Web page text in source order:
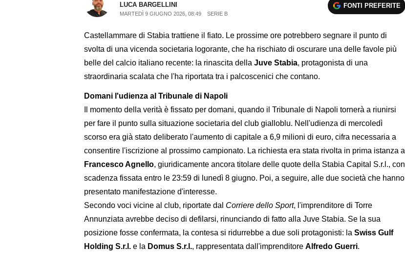
LUCA BARGELLINI
MARTEDÌ 9 GIUGNO 2026, 08:49 SERIE B
FONTI PREFERITE
Castellammare di Stabia trattiene il fiato. Le prossime ore potrebbero segnare il punto di
svolta di una vicenda societaria logorante, che ha rischiato di oscurare una delle favole più
belle del calcio italiano recente: la rinascita della Juve Stabia, protagonista di una
straordinaria scalata che l'ha riportata tra i palcoscenici che contano.
Domani l'udienza al Tribunale di Napoli
Il momento della verità è fissato per domani, quando il Tribunale di Napoli tornerà a riunirsi
per fare il punto sulla situazione societaria del club gialloblu. Nell'udienza di mercoledì
scorso era già stato deliberato l'aumento di capitale a 6,9 milioni di euro, cifra necessaria a
consentire l'iscrizione al prossimo campionato. La richiesta era stata rivolta in prima istanza a
Francesco Agnello, giuridicamente ancora titolare delle quote della Stabia Capital S.r.l., con
scadenza fissata entro le 23:59 di lunedì 8 giugno. Poi, a seguire, alle due società che hanno
presentato manifestazione d'interesse.
Secondo voci vicine al club, riportate dal Corriere dello Sport, l'imprenditore di Torre
Annunziata avrebbe deciso di defilarsi, rinunciando di fatto alla Juve Stabia. Se la sua
posizione fosse confermata, la contesa si ridurrebbe a due soli protagonisti: la Swiss Gulf
Holding S.r.l. e la Domus S.r.l., rappresentata dall'imprenditore Alfredo Guerri.